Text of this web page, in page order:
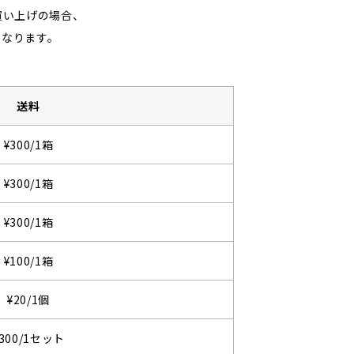
上げの場合、
ります。
送料
¥300/1箱
¥300/1箱
¥300/1箱
¥100/1箱
¥20/1個
1セット